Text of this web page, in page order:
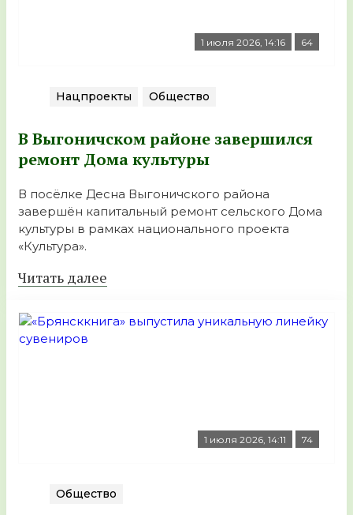
1 июля 2026, 14:16 64
Нацпроекты Общество
В Выгоничском районе завершился
ремонт Дома культуры
В посёлке Десна Выгоничского района
завершён капитальный ремонт сельского Дома
культуры в рамках национального проекта
«Культура».
Читать далее
1 июля 2026, 14:11 74
Общество